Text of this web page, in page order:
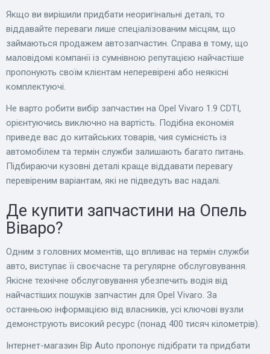
Якщо ви вирішили придбати неоригінальні деталі, то
віддавайте переваги лише спеціалізованим місцям, що
займаються продажем автозапчастин. Справа в тому, що
маловідомі компанії із сумнівною репутацією найчастіше
пропонують своїм клієнтам неперевірені або неякісні
комплектуючі.
Не варто робити вибір запчастин на Opel Vivaro 1.9 CDTI,
орієнтуючись виключно на вартість. Подібна економія
приведе вас до китайських товарів, чия сумісність із
автомобілем та термін служби залишають багато питань.
Підбираючи кузовні деталі краще віддавати перевагу
перевіреним варіантам, які не підведуть вас надалі.
Де купити запчастини на Опель
Віваро?
Одним з головних моментів, що впливає на термін служби
авто, виступає її своєчасне та регулярне обслуговування.
Якісне технічне обслуговування убезпечить водія від
найчастіших пошуків запчастин для Opel Vivaro. За
останньою інформацією від власників, усі ключові вузли
демонструють високий ресурс (понад 400 тисяч кілометрів).
Інтернет-магазин Bip Auto пропонує підібрати та придбати